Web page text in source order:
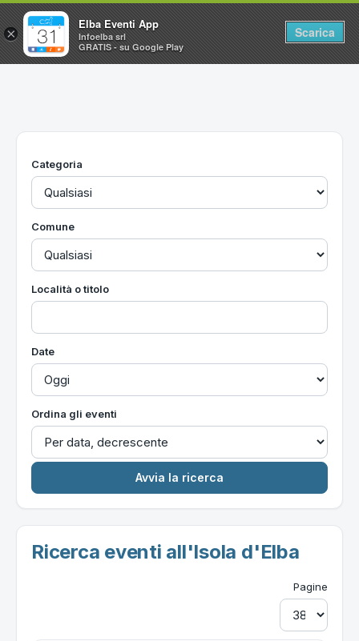
Home
Utilità
Categoria
Comune
Località o titolo
Date
Ordina gli eventi
Ricerca eventi all'Isola d'Elba
Pagine
×
Elba Eventi App
Infoelba srl
GRATIS - su Google Play
Scarica